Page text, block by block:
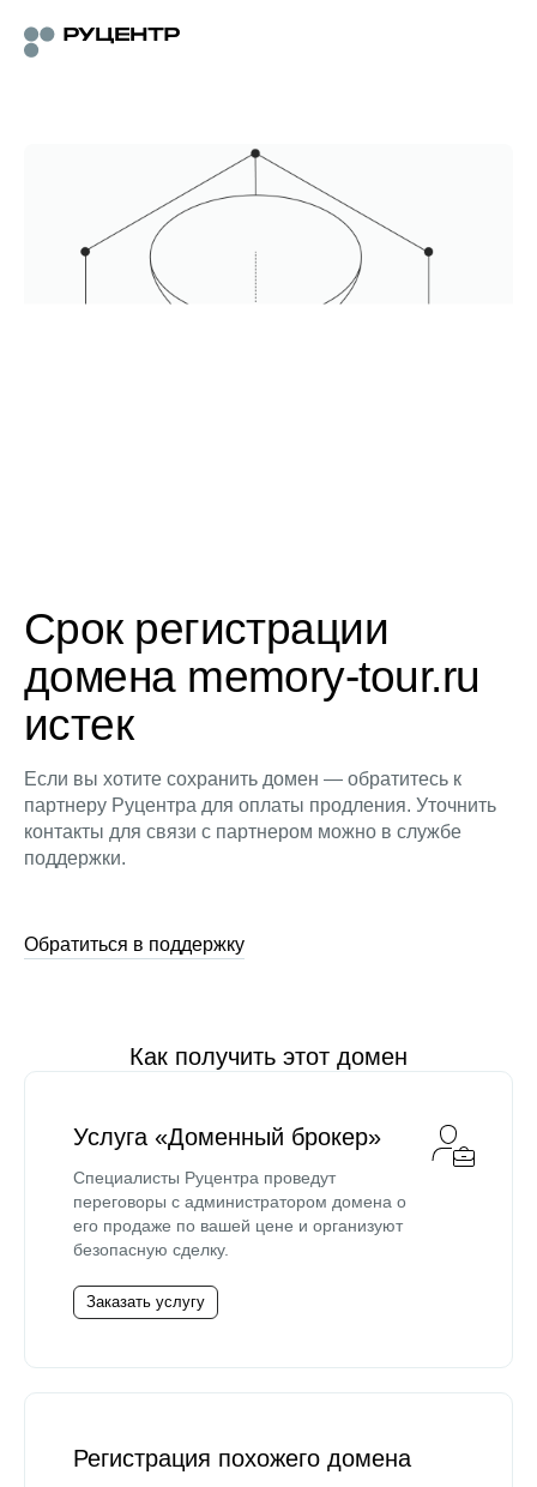
Срок регистрации
домена memory-tour.ru
истек
Если вы хотите сохранить домен — обратитесь к
партнеру Руцентра для оплаты продления. Уточнить
контакты для связи с партнером можно в службе
поддержки.
Обратиться в поддержку
Как получить этот домен
Услуга «Доменный брокер»
Специалисты Руцентра проведут
переговоры с администратором домена о
его продаже по вашей цене и организуют
безопасную сделку.
Заказать услугу
Регистрация похожего домена